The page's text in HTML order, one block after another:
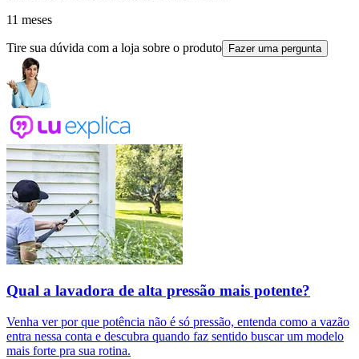
11 meses
Tire sua dúvida com a loja sobre o produto Fazer uma pergunta
Qual a lavadora de alta pressão mais potente?
Venha ver por que potência não é só pressão, entenda como a vazão
entra nessa conta e descubra quando faz sentido buscar um modelo
mais forte pra sua rotina.